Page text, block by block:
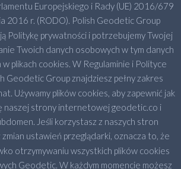
Europejskiego i Rady (UE) 2016/679
2016 r. (RODO). Polish Geodetic Group
Politykę prywatności i potrzebujemy Twojej
Twoich danych osobowych w tym danych
plikach cookies. W Regulaminie i Polityce
Geodetic Group znajdziesz pełny zakres
Używamy plików cookies, aby zapewnić jak
naszej strony internetowej geodetic.co i
Jeśli korzystasz z naszych stron
ustawień przeglądarki, oznacza to, że
otrzymywaniu wszystkich plików cookies
Geodetic. W każdym momencie możesz